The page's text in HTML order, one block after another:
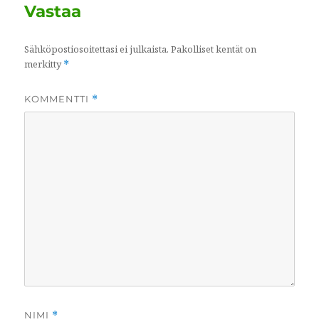
Vastaa
Sähköpostiosoitettasi ei julkaista. Pakolliset kentät on
merkitty*
KOMMENTTI *
NIMI *